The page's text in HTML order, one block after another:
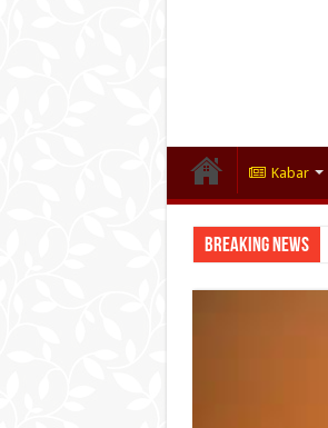
Kabar
Breaking News